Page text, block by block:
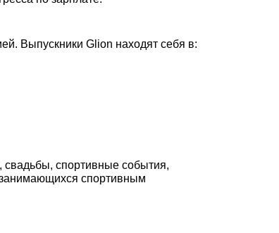
Выпускники Glion находят себя в:
спортивные события,
занимающихся спортивным